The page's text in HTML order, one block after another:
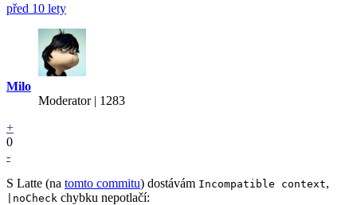
před 10 lety
Milo
Moderator | 1283
+
0
-
S Latte (na tomto commitu) dostávám Incompatible context,
|noCheck chybku nepotlačí: